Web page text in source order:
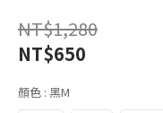
NT$1,280
NT$650
顏色 : 黑M